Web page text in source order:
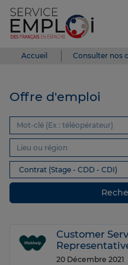
Accueil Consulter nos
Offre d'emploi
Customer
20 Décembre 2021